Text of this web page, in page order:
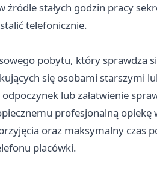
źródle stałych godzin pracy
telefonicznie.
pobytu, który sprawdza
się osobami starszymi
lub załatwienie
profesjonalną
oraz maksymalny czas
placówki.